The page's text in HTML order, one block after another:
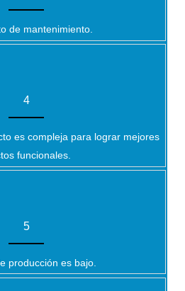
de mantenimiento.
4
es compleja para lograr mejores
funcionales.
5
producción es bajo.